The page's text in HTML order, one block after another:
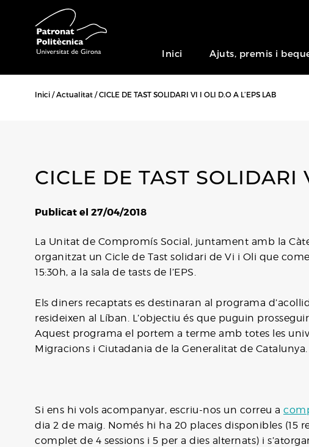
Inici Ajuts, premis i
Inici Actualitat CICLE DE TAST SOLIDARI VI I OLI D.O A L’EPS LAB
CICLE DE TAST SOLIDARI
Publicat el 27/04/2018
La Unitat de Compromís Social, juntament amb la
organitzat un Cicle de Tast solidari de Vi i Oli que
15:30h, a la sala de tasts de l’EPS.
Els diners recaptats es destinaran al programa
resideixen al Líban. L’objectiu és que puguin
Aquest programa el portem a terme amb totes les
Migracions i Ciutadania de la Generalitat de Catalunya.
Si ens hi vols acompanyar, escriu-nos un correu a
dia 2 de maig. Només hi ha 20 places disponibles (15
complet de 4 sessions i 5 per a dies alternats) i